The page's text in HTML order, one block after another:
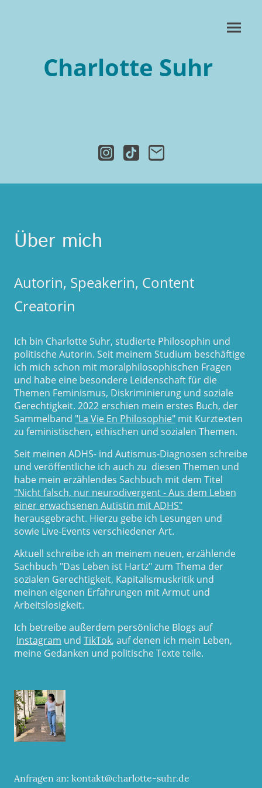
Charlotte Suhr
Über mich
Autorin, Speakerin, Content
Creatorin
Ich bin Charlotte Suhr, studierte Philosophin und
politische Autorin. Seit meinem Studium beschäftige
ich mich schon mit moralphilosophischen Fragen
und habe eine besondere Leidenschaft für die
Themen Feminismus, Diskriminierung und soziale
Gerechtigkeit. 2022 erschien mein erstes Buch, der
Sammelband "La Vie En Philosophie" mit Kurztexten
zu feministischen, ethischen und sozialen Themen.
Seit meinen ADHS- ind Autismus-Diagnosen schreibe
und veröffentliche ich auch zu diesen Themen und
habe mein erzählendes Sachbuch mit dem Titel
"Nicht falsch, nur neurodivergent - Aus dem Leben
einer erwachsenen Autistin mit ADHS"
herausgebracht. Hierzu gebe ich Lesungen und
sowie Live-Events verschiedener Art.
Aktuell schreibe ich an meinem neuen, erzählende
Sachbuch "Das Leben ist Hartz" zum Thema der
sozialen Gerechtigkeit, Kapitalismuskritik und
meinen eigenen Erfahrungen mit Armut und
Arbeitslosigkeit.
Ich betreibe außerdem persönliche Blogs auf
Instagram und TikTok, auf denen ich mein Leben,
meine Gedanken und politische Texte teile.
Anfragen an: kontakt@charlotte-suhr.de